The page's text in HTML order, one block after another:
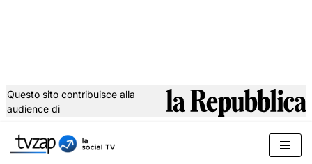
al
Questo sito contribuisce alla
audience di